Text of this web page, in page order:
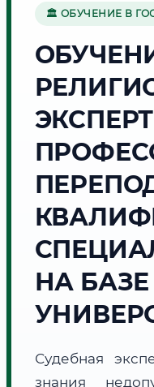
🏛 ОБУЧЕНИЕ В
НА
Судебная
знания